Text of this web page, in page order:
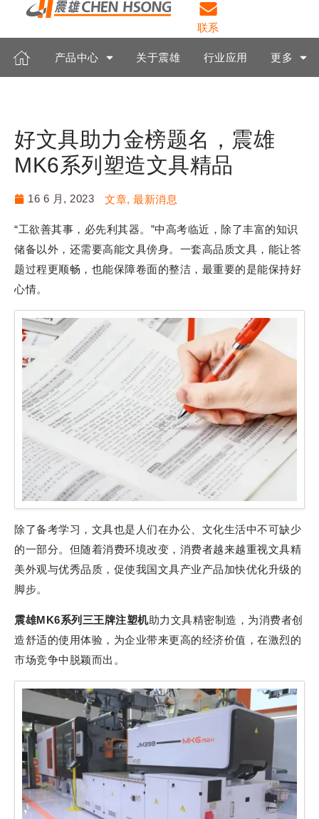
联系
产品中心 关于震雄 行业应用 更多
好文具助力金榜题名，震雄
MK6系列塑造文具精品
16 6 月, 2023 文章, 最新消息
“工欲善其事，必先利其器。”中高考临近，除了丰富的知识
储备以外，还需要高能文具傍身。一套高品质文具，能让答
题过程更顺畅，也能保障卷面的整洁，最重要的是能保持好
心情。
除了备考学习，文具也是人们在办公、文化生活中不可缺少
的一部分。但随着消费环境改变，消费者越来越重视文具精
美外观与优秀品质，促使我国文具产业产品加快优化升级的
脚步。
震雄MK6系列三王牌注塑机助力文具精密制造，为消费者创
造舒适的使用体验，为企业带来更高的经济价值，在激烈的
市场竞争中脱颖而出。